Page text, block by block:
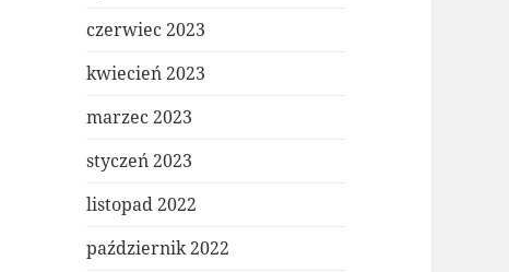
czerwiec 2023
kwiecień 2023
marzec 2023
styczeń 2023
listopad 2022
październik 2022